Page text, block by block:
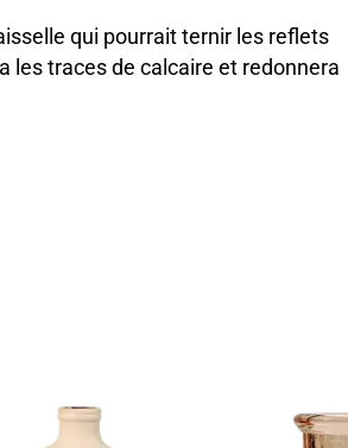
qui pourrait ternir les reflets
les traces de calcaire et redonnera